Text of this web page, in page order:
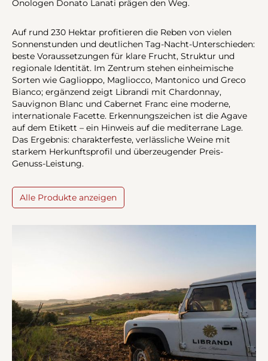
Önologen Donato Lanati prägen den Weg.
Auf rund 230 Hektar profitieren die Reben von vielen
Sonnenstunden und deutlichen Tag-Nacht-Unterschieden:
beste Voraussetzungen für klare Frucht, Struktur und
regionale Identität. Im Zentrum stehen einheimische
Sorten wie Gaglioppo, Magliocco, Mantonico und Greco
Bianco; ergänzend zeigt Librandi mit Chardonnay,
Sauvignon Blanc und Cabernet Franc eine moderne,
internationale Facette. Erkennungszeichen ist die Agave
auf dem Etikett – ein Hinweis auf die mediterrane Lage.
Das Ergebnis: charakterfeste, verlässliche Weine mit
starkem Herkunftsprofil und überzeugender Preis-
Genuss-Leistung.
Alle Produkte anzeigen